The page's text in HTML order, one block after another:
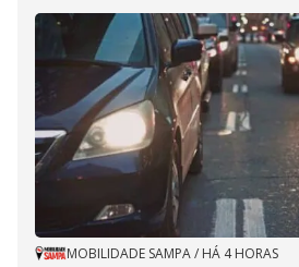
MOBILIDADE SAMPA/ HÁ 4 HORAS